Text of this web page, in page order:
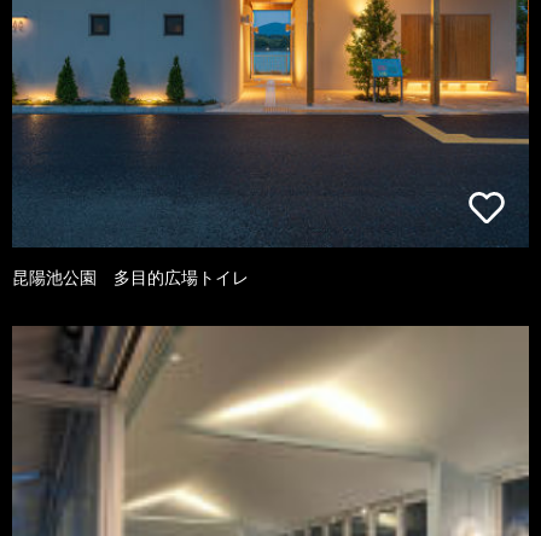
昆陽池公園 多目的広場トイレ